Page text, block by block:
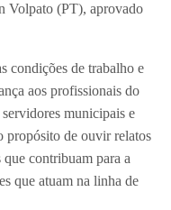
Volpato (PT), aprovado
condições de trabalho e
aos profissionais do
municipais e
propósito de ouvir relatos
contribuam para a
que atuam na linha de